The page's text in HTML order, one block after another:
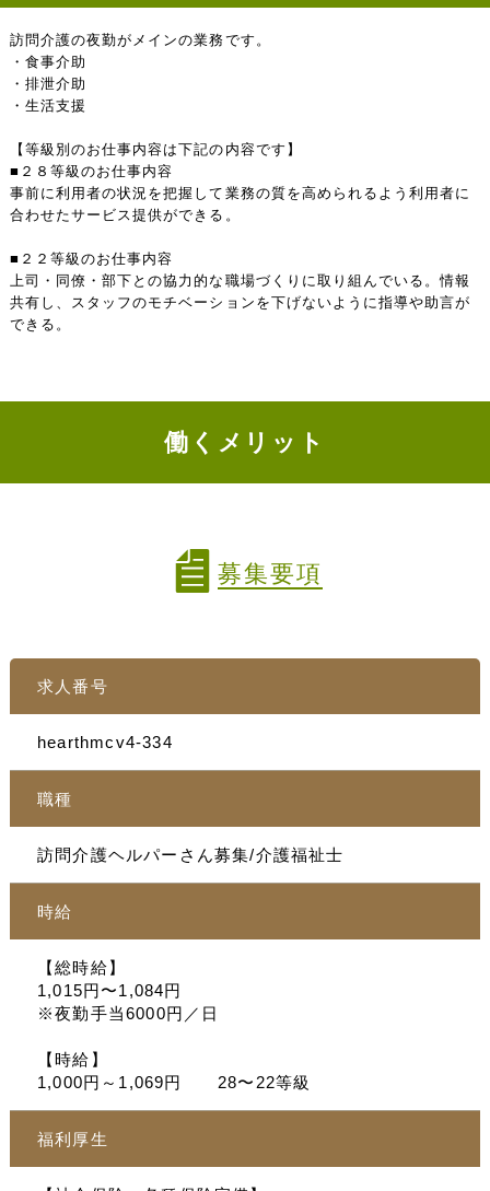
訪問介護の夜勤がメインの業務です。
・食事介助
・排泄介助
・生活支援
【等級別のお仕事内容は下記の内容です】
■２８等級のお仕事内容
事前に利用者の状況を把握して業務の質を高められるよう利用者に
合わせたサービス提供ができる。
■２２等級のお仕事内容
上司・同僚・部下との協力的な職場づくりに取り組んでいる。情報
共有し、スタッフのモチベーションを下げないように指導や助言が
できる。
働くメリット
募集要項
求人番号
hearthmcv4-334
職種
訪問介護ヘルパーさん募集/介護福祉士
時給
【総時給】
1,015円〜1,084円
※夜勤手当6000円／日
【時給】
1,000円～1,069円 28〜22等級
福利厚生